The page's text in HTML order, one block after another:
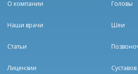
О компании
Наши врачи
Статьи
Лицензии
Головы
Шеи
Суставов